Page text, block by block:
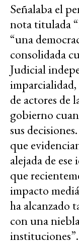
Señalaba el
nota titulada
“una
consolidada
Judicial
de actores de
gobierno
sus
que
alejada de
que
impacto
ha alcanzado
con una
instituciones”.